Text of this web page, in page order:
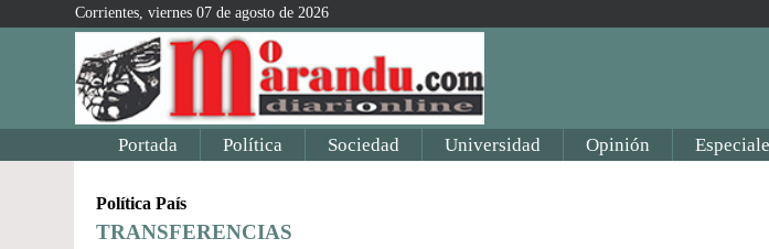
Corrientes, viernes 07 de agosto de 2026
Portada Política Sociedad Universidad Opinión
Política País
TRANSFERENCIAS